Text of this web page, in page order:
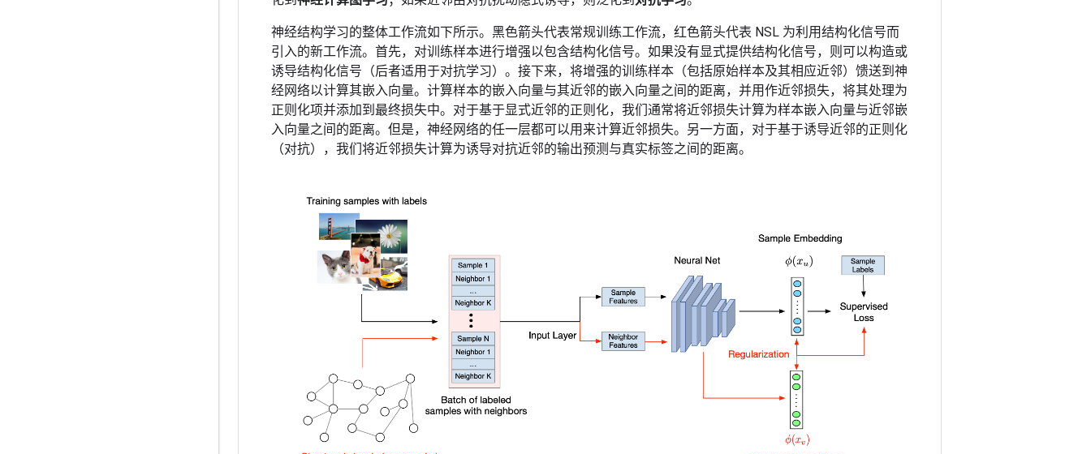
神经结构学习的整体工作流如下所示。黑色箭头代表常规训练工作流，红色箭头代表 NSL 为利用结构化信号而
引入的新工作流。首先，对训练样本进行增强以包含结构化信号。如果没有显式提供结构化信号，则可以构造或
诱导结构化信号（后者适用于对抗学习）。接下来，将增强的训练样本（包括原始样本及其相应近邻）馈送到神
经网络以计算其嵌入向量。计算样本的嵌入向量与其近邻的嵌入向量之间的距离，并用作近邻损失，将其处理为
正则化项并添加到最终损失中。对于基于显式近邻的正则化，我们通常将近邻损失计算为样本嵌入向量与近邻嵌
入向量之间的距离。但是，神经网络的任一层都可以用来计算近邻损失。另一方面，对于基于诱导近邻的正则化
（对抗），我们将近邻损失计算为诱导对抗近邻的输出预测与真实标签之间的距离。